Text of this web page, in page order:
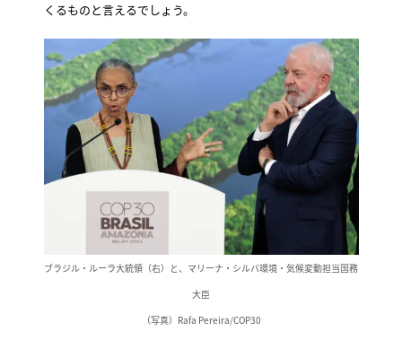
くるものと言えるでしょう。
ブラジル・ルーラ大統領（右）と、マリーナ・シルバ環境・気候変動担当国務
大臣
（写真）Rafa Pereira/COP30